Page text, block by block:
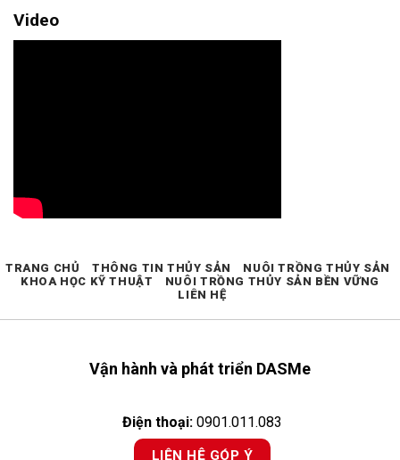
Video
Vận hành và phát triển DASMe
Điện thoại: 0901.011.083
LIÊN HỆ GÓP Ý
TRANG CHỦ THÔNG TIN THỦY SẢN
NUÔI TRỒNG THỦY SẢN
KHOA HỌC KỸ THUẬT
NUÔI TRỒNG THỦY SẢN BỀN VỮNG
LIÊN HỆ